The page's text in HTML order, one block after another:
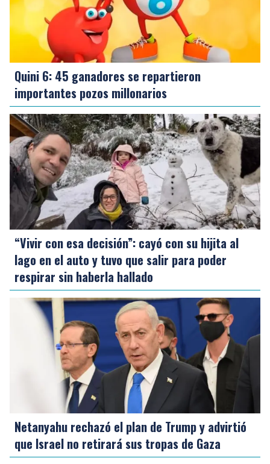
Quini 6: 45 ganadores se repartieron
importantes pozos millonarios
“Vivir con esa decisión”: cayó con su hijita al
lago en el auto y tuvo que salir para poder
respirar sin haberla hallado
Netanyahu rechazó el plan de Trump y advirtió
que Israel no retirará sus tropas de Gaza